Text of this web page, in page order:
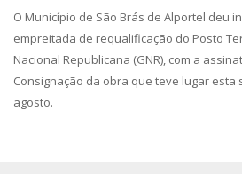
O Município de São Brás de Alportel deu
empreitada de requalificação do Posto
Nacional Republicana (GNR), com a
Consignação da obra que teve lugar esta
agosto.